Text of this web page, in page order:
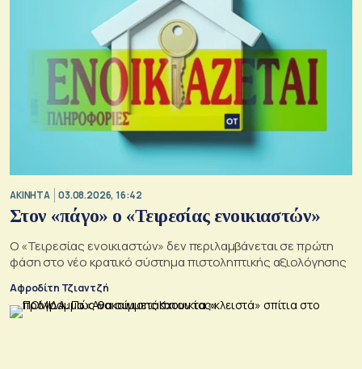
ΑΚΙΝΗΤΑ 03.08.2026, 16:42
Στον «πάγο» ο «Τειρεσίας ενοικιαστών»
Ο «Τειρεσίας ενοικιαστών» δεν περιλαμβάνεται σε πρώτη
φάση στο νέο κρατικό σύστημα πιστοληπτικής αξιολόγησης
Αφροδίτη Τζιαντζή